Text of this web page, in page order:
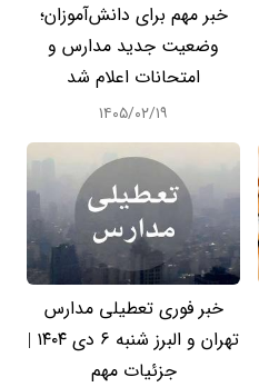
خبر مهم برای دانش‌آموزان؛
وضعیت جدید مدارس و
امتحانات اعلام شد
۱۴۰۵/۰۲/۱۹
خبر فوری تعطیلی مدارس
تهران و البرز شنبه ۶ دی ۱۴۰۴ |
جزئیات مهم